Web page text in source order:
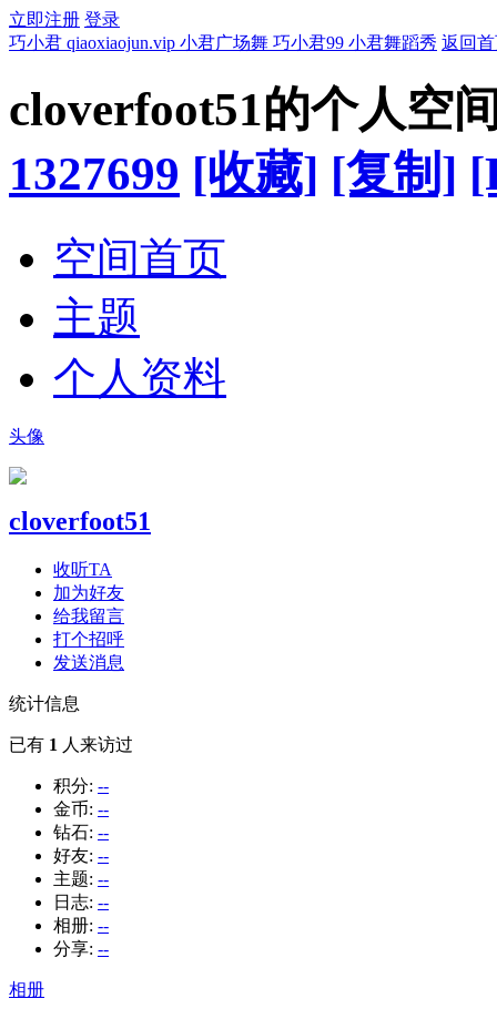
立即注册 登录
巧小君 qiaoxiaojun.vip 小君广场舞 巧小君99 小君舞蹈秀 返回
cloverfoot51的个人空
1327699 [收藏] [复制]
空间首页
主题
个人资料
头像
cloverfoot51
收听TA
加为好友
给我留言
打个招呼
发送消息
统计信息
已有 1 人来访过
积分: --
金币: --
钻石: --
好友: --
主题: --
日志: --
相册: --
分享: --
相册